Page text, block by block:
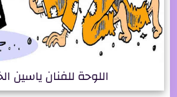
اللوحة للفنان ياسين